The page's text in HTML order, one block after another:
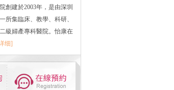
創建於2003年，是由深圳
所集臨床、教學、科研、
級婦產專科醫院。怡康在
细]